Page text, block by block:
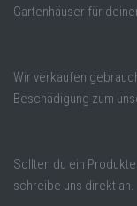
Gartenhäuser für
Wir verkaufen
Beschädigung zum
Sollten du ein
schreibe uns direkt an.